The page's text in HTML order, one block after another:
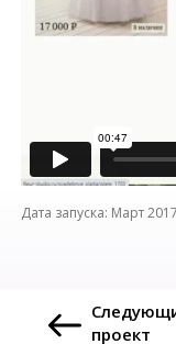
Март2017
проект